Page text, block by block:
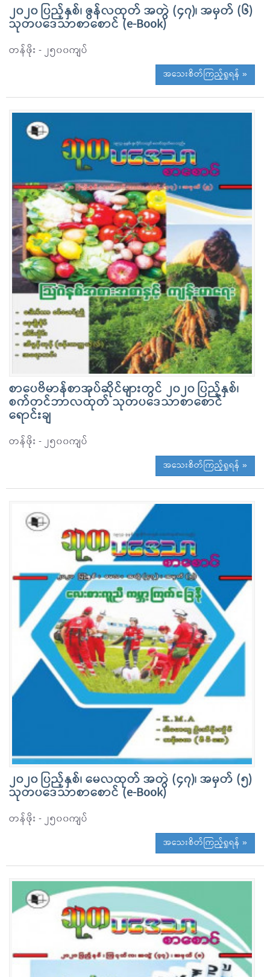
၂၀၂၀ ပြည့်နှစ်၊ ဇွန်လထုတ် အတွဲ (၄၇)၊ အမှတ် (၆)
သုတပဒေသာစာစောင် (e-Book)
တန်ဖိုး - ၂၅၀၀ကျပ်
အသေးစိတ်ကြည့်ရှုရန် »
စာပေဗိမာန်စာအုပ်ဆိုင်များတွင် ၂၀၂၀ ပြည့်နှစ်၊
စက်တင်ဘာလထုတ် သုတပဒေသာစာစောင်
ရောင်းချ
တန်ဖိုး - ၂၅၀၀ကျပ်
အသေးစိတ်ကြည့်ရှုရန် »
၂၀၂၀ ပြည့်နှစ်၊ မေလထုတ် အတွဲ (၄၇)၊ အမှတ် (၅)
သုတပဒေသာစာစောင် (e-Book)
တန်ဖိုး - ၂၅၀၀ကျပ်
အသေးစိတ်ကြည့်ရှုရန် »